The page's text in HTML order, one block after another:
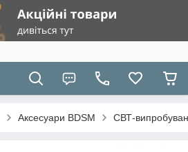
Аксесуари BDSM СВТ-